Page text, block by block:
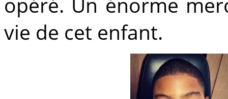
vie de cet enfant.